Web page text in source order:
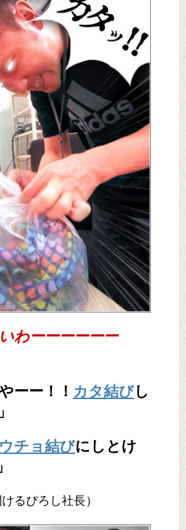
わーーーーーー
ーー！！ カタ結びし
チョ結びにしとけ
るぴろし社長）